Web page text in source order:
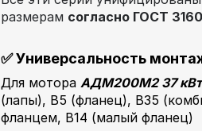
размерам согласно ГОСТ
✅Универсальность
Для мотора АДМ200М2 37
(лапы), В5 (фланец), В35
фланцем, В14 (малый фланец)